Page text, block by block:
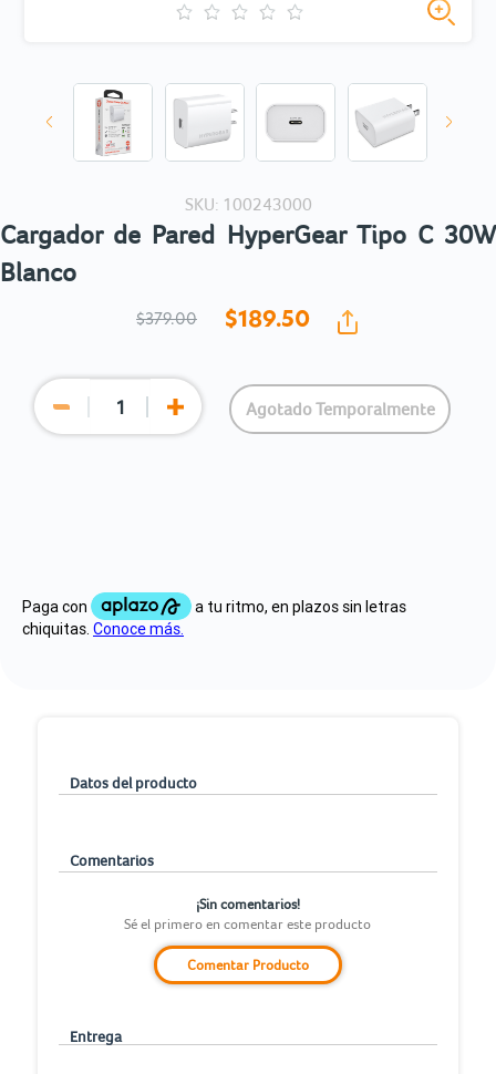
SKU: 100243000
Cargador de Pared HyperGear Tipo C 30W
Blanco
$379.00 $189.50
Agotado Temporalmente
Datos del producto
Comentarios
¡Sin comentarios!
Sé el primero en comentar este producto
Comentar Producto
Entrega